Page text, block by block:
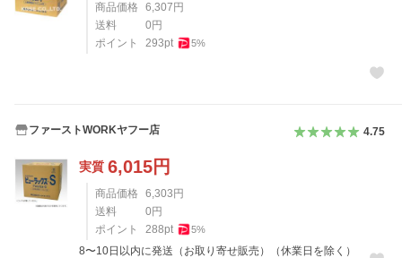
商品価格 6,307 円
送料
0 円
ポイント
293pt 5%
ファーストWORKヤフー店 4.75
実質 6,015円
商品価格 6,303 円
送料
0 円
ポイント
288pt 5%
8〜10日以内に発送（お取り寄せ販売）（休業日を除く）